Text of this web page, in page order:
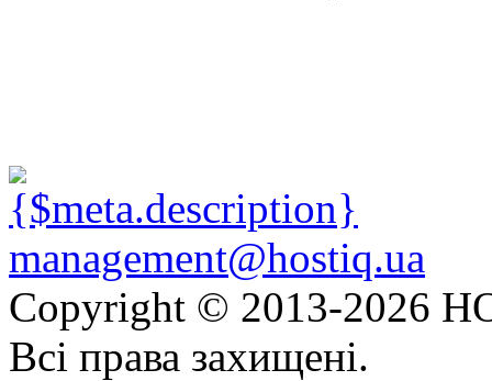
management@hostiq.ua
Copyright © 2013-2026
Всі права захищені.